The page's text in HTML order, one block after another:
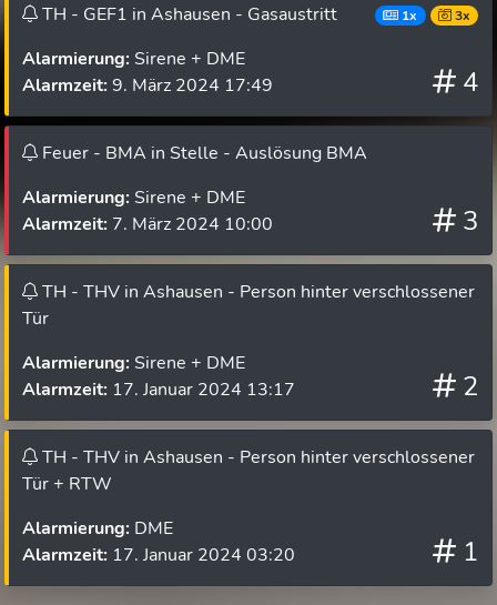
1x 3x
TH - GEF1 in Ashausen - Gasaustritt
4
Alarmierung: Sirene + DME
Alarmzeit: 9. März 2024 17:49
Feuer - BMA in Stelle - Auslösung BMA
3
Alarmierung: Sirene + DME
Alarmzeit: 7. März 2024 10:00
TH - THV in Ashausen - Person hinter verschlossener
Tür
2
Alarmierung: Sirene + DME
Alarmzeit: 17. Januar 2024 13:17
TH - THV in Ashausen - Person hinter verschlossener
Tür + RTW
1
Alarmierung: DME
Alarmzeit: 17. Januar 2024 03:20